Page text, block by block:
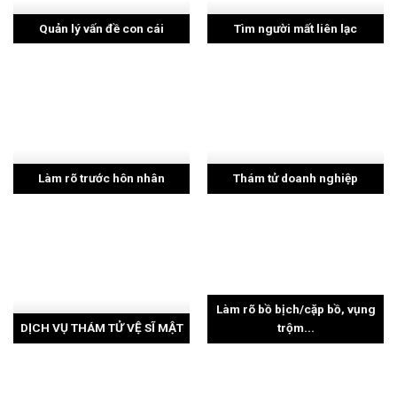
Quản lý vấn đề con cái Tìm người mất liên lạc
Làm rõ trước hôn nhân Thám tử doanh nghiệp
DỊCH VỤ THÁM TỬ VỆ SĨ MẬT
Làm rõ bồ bịch/cặp bồ, vụng
trộm...